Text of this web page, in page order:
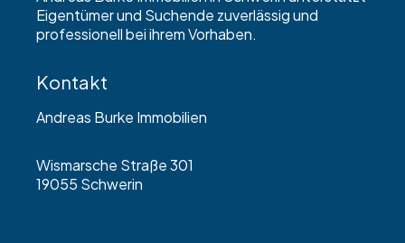
Kontakt
Andreas Burke Immobilien
Wismarsche Straße 301
19055 Schwerin
Eigentümer und Suchende zuverlässig und
professionell bei ihrem Vorhaben.